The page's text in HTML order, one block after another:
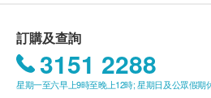
訂購及查詢
3151 2288
星期一至六早上9時至晚上12時; 星期日及公眾假期